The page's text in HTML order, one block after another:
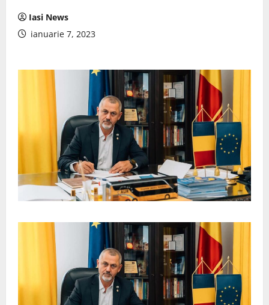
Iasi News
ianuarie 7, 2023